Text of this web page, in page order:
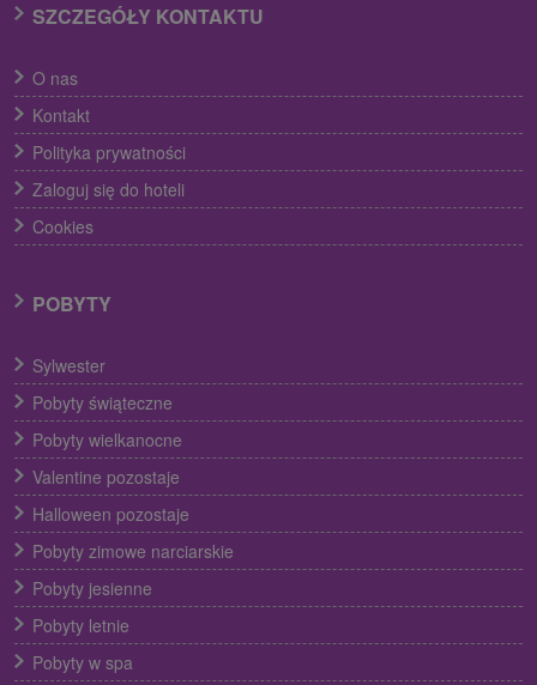
SZCZEGÓŁY KONTAKTU
O nas
Kontakt
Polityka prywatności
Zaloguj się do hoteli
Cookies
POBYTY
Sylwester
Pobyty świąteczne
Pobyty wielkanocne
Valentine pozostaje
Halloween pozostaje
Pobyty zimowe narciarskie
Pobyty jesienne
Pobyty letnie
Pobyty w spa